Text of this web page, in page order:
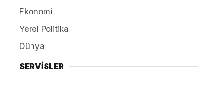
Ekonomi
Yerel Politika
Dünya
SERVİSLER